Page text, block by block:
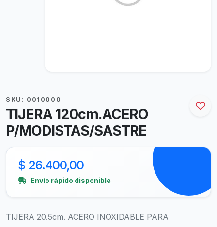
SKU: 0010000
TIJERA 120cm.ACERO
P/MODISTAS/SASTRE
$ 26.400,00
Envío rápido disponible
TIJERA 20.5cm. ACERO INOXIDABLE PARA